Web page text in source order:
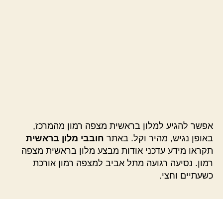
אפשר להגיע למלון בראשית מצפה רמון מהמרכז,
באופן נגיש, מהיר וקל. באתר חובבי מלון בראשית
תקראו מידע עדכני אודות מבצע מלון בראשית מצפה
רמון. נסיעה רגועה מתל אביב למצפה רמון אורכת
כשעתיים וחצי.